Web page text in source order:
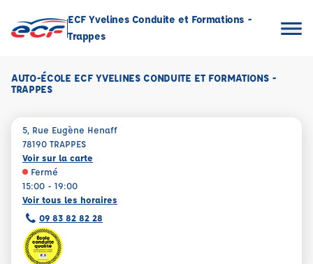
ECF Yvelines Conduite et Formations -
Trappes
AUTO-ÉCOLE ECF YVELINES CONDUITE ET FORMATIONS -
TRAPPES
5, Rue Eugène Henaff
78190 TRAPPES
Voir sur la carte
Fermé
15:00 - 19:00
Voir tous les horaires
09 83 82 82 28